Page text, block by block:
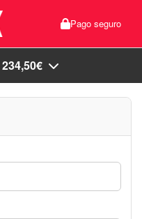
Pago seguro
234,50€